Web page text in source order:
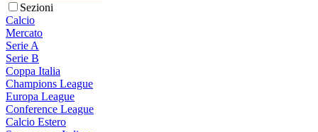
Sezioni
Calcio
Mercato
Serie A
Serie B
Coppa Italia
Champions League
Europa League
Conference League
Calcio Estero